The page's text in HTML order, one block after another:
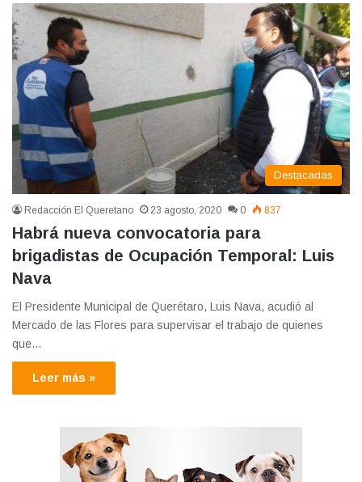
Destacadas
Redacción El Queretano 23 agosto, 2020 0 837
Habrá nueva convocatoria para
brigadistas de Ocupación Temporal: Luis
Nava
El Presidente Municipal de Querétaro, Luis Nava, acudió al
Mercado de las Flores para supervisar el trabajo de quienes
que…
Leer más »